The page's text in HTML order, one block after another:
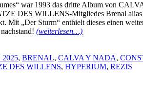
war 1993 das dritte Album von
DES WILLENS-Mitgliedes Brenal alias
Mit „Der Sturm“ enthielt dieses einen
(weiterlesen…)
, BRENAL, CALVA Y NADA,
DES WILLENS, HYPERIUM, REZIS